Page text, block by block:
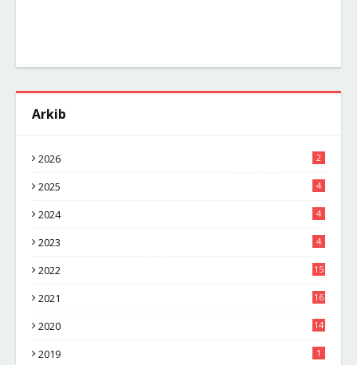
Arkib
2026 2
2025 4
2024 4
2023 4
2022 15
2021 16
2020 14
2019 1